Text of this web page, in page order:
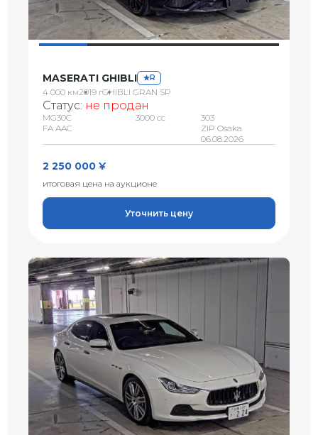
MASERATI GHIBLI R
4 000 км2019 гGHIBLI GRAN SP
Статус: не продан
MG30C
FA AAC
3000 сс
303
ZIP Osaka
06.08.2026
2 250 000 ¥
итоговая цена на аукционе
Уточнить цену